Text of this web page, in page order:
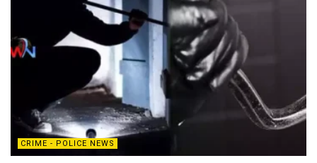
CRIME - POLICE NEWS